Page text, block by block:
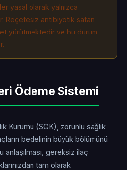
yasal olarak yalnızca
Reçetesiz antibiyotik satan
yürütmektedir ve bu durum
Ödeme Sistemi
Kurumu (SGK), zorunlu sağlık
bedelinin büyük bölümünü
anlaşılması, gereksiz ilaç
tam olarak